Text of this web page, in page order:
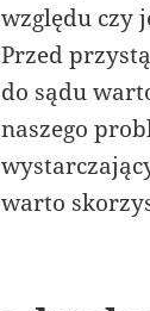
względu czy
Przed
do sądu
naszego
warto